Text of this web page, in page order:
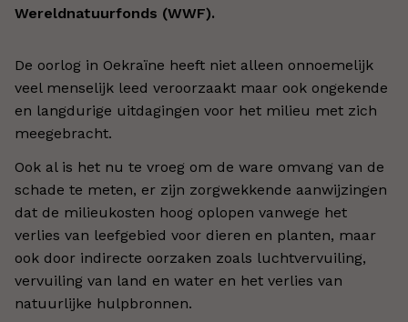
Wereldnatuurfonds (WWF).
De oorlog in Oekraïne heeft niet alleen onnoemelijk
veel menselijk leed veroorzaakt maar ook ongekende
en langdurige uitdagingen voor het milieu met zich
meegebracht.
Ook al is het nu te vroeg om de ware omvang van de
schade te meten, er zijn zorgwekkende aanwijzingen
dat de milieukosten hoog oplopen vanwege het
verlies van leefgebied voor dieren en planten, maar
ook door indirecte oorzaken zoals luchtvervuiling,
vervuiling van land en water en het verlies van
natuurlijke hulpbronnen.